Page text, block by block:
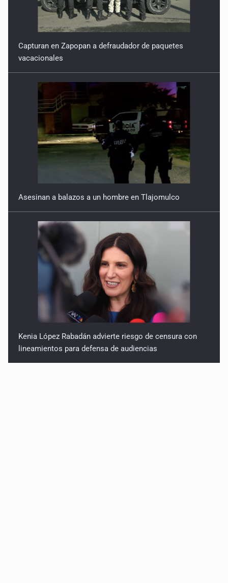
Capturan en Zapopan a defraudador de paquetes
vacacionales
Asesinan a balazos a un hombre en Tlajomulco
Kenia López Rabadán advierte riesgo de censura con
lineamientos para defensa de audiencias